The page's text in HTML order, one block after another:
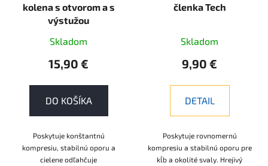
kolena s otvorom a s
výstužou
Skladom
15,90 €
DO KOŠÍKA
Poskytuje konštantnú
kompresiu, stabilnú oporu a
cielene odľahčuje
členka Tech
Skladom
9,90 €
DETAIL
Poskytuje rovnomernú
kompresiu a stabilnú oporu pre
kĺb a okolité svaly. Hrejivý